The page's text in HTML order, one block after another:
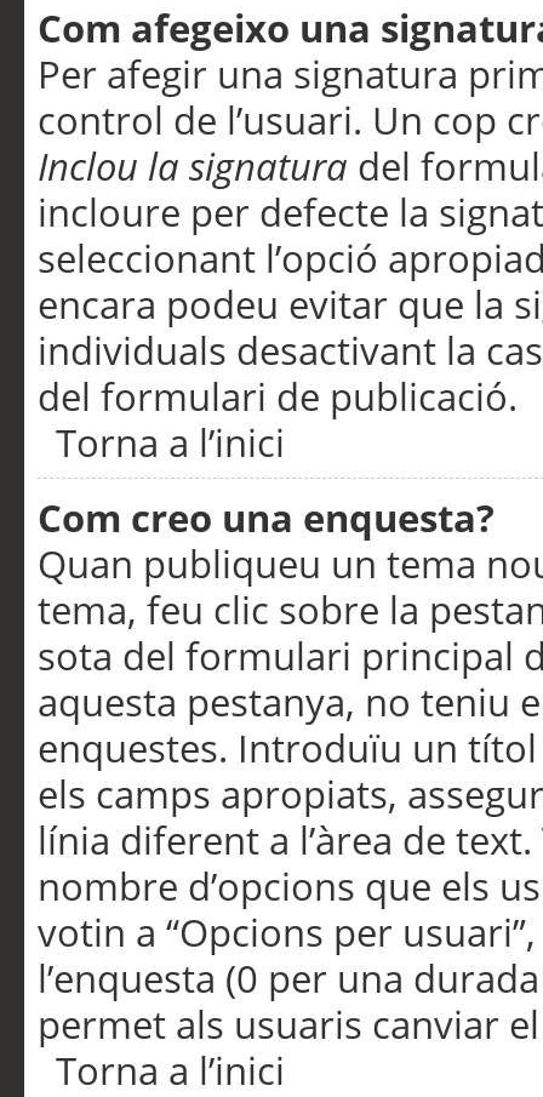
Com afegeixo una
Per afegir una signatura
control de l’usuari. Un cop
Inclou la signatura del
incloure per defecte la
seleccionant l’opció
encara podeu evitar que la
individuals desactivant la
del formulari de publicació.
Torna a l’inici
Com creo una enquesta?
Quan publiqueu un tema
tema, feu clic sobre la
sota del formulari principal
aquesta pestanya, no teniu
enquestes. Introduïu un
els camps apropiats,
línia diferent a l’àrea de
nombre d’opcions que els
votin a “Opcions per
l’enquesta (0 per una
permet als usuaris canviar
Torna a l’inici